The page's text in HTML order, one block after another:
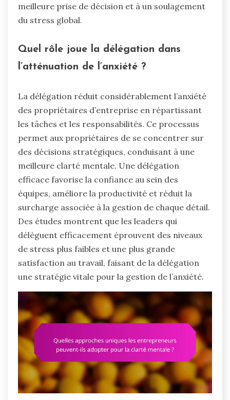
meilleure prise de décision et à un soulagement
du stress global.
Quel rôle joue la délégation dans
l’atténuation de l’anxiété ?
La délégation réduit considérablement l’anxiété
des propriétaires d’entreprise en répartissant
les tâches et les responsabilités. Ce processus
permet aux propriétaires de se concentrer sur
des décisions stratégiques, conduisant à une
meilleure clarté mentale. Une délégation
efficace favorise la confiance au sein des
équipes, améliore la productivité et réduit la
surcharge associée à la gestion de chaque détail.
Des études montrent que les leaders qui
délèguent efficacement éprouvent des niveaux
de stress plus faibles et une plus grande
satisfaction au travail, faisant de la délégation
une stratégie vitale pour la gestion de l’anxiété.